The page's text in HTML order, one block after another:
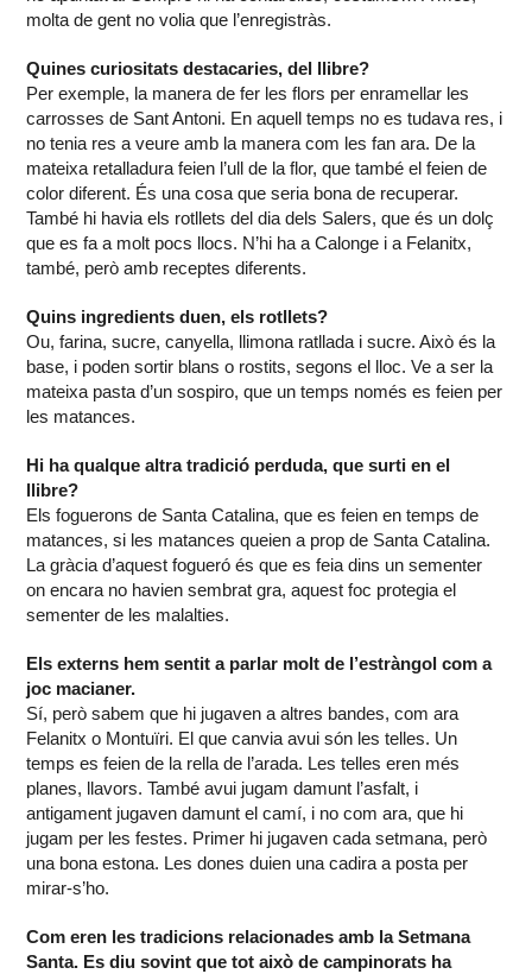
molta de gent no volia que l’enregistràs.
Quines curiositats destacaries, del llibre?
Per exemple, la manera de fer les flors per enramellar les
carrosses de Sant Antoni. En aquell temps no es tudava res, i
no tenia res a veure amb la manera com les fan ara. De la
mateixa retalladura feien l’ull de la flor, que també el feien de
color diferent. És una cosa que seria bona de recuperar.
També hi havia els rotllets del dia dels Salers, que és un dolç
que es fa a molt pocs llocs. N’hi ha a Calonge i a Felanitx,
també, però amb receptes diferents.
Quins ingredients duen, els rotllets?
Ou, farina, sucre, canyella, llimona ratllada i sucre. Això és la
base, i poden sortir blans o rostits, segons el lloc. Ve a ser la
mateixa pasta d’un sospiro, que un temps només es feien per
les matances.
Hi ha qualque altra tradició perduda, que surti en el
llibre?
Els foguerons de Santa Catalina, que es feien en temps de
matances, si les matances queien a prop de Santa Catalina.
La gràcia d’aquest fogueró és que es feia dins un sementer
on encara no havien sembrat gra, aquest foc protegia el
sementer de les malalties.
Els externs hem sentit a parlar molt de l’estràngol com a
joc macianer.
Sí, però sabem que hi jugaven a altres bandes, com ara
Felanitx o Montuïri. El que canvia avui són les telles. Un
temps es feien de la rella de l’arada. Les telles eren més
planes, llavors. També avui jugam damunt l’asfalt, i
antigament jugaven damunt el camí, i no com ara, que hi
jugam per les festes. Primer hi jugaven cada setmana, però
una bona estona. Les dones duien una cadira a posta per
mirar-s’ho.
Com eren les tradicions relacionades amb la Setmana
Santa. Es diu sovint que tot això de campinorats ha